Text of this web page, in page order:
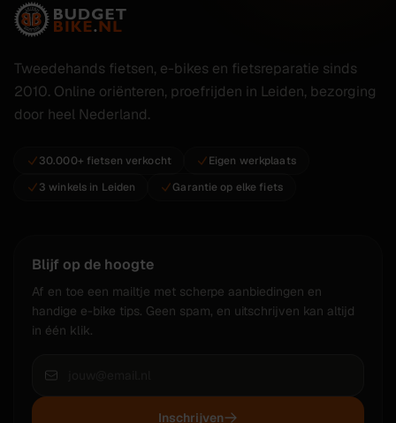
Tweedehands fietsen, e-bikes en fietsreparatie sinds
2010. Online oriënteren, proefrijden in Leiden, bezorging
door heel Nederland.
30.000+ fietsen verkocht
Eigen werkplaats
3 winkels in Leiden
Garantie op elke fiets
Blijf op de hoogte
Af en toe een mailtje met scherpe aanbiedingen en
handige e-bike tips. Geen spam, en uitschrijven kan altijd
in één klik.
Inschrijven